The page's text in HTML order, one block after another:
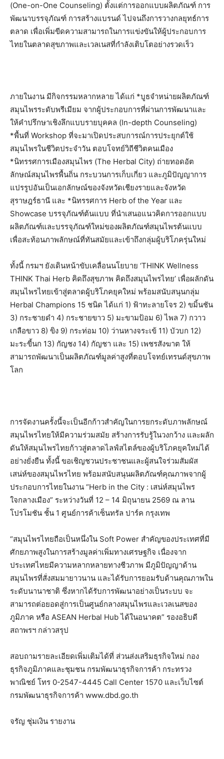
(One-on-One Counseling) ตั้งแต่การออกแบบผลิตภัณฑ์ การ
พัฒนาบรรจุภัณฑ์ การสร้างแบรนด์ ไปจนถึงการวางกลยุทธ์การ
ตลาด เพื่อเพิ่มขีดความสามารถในการแข่งขันให้ผู้ประกอบการ
ไทยในตลาดสุขภาพและเวลเนสที่กำลังเติบโตอย่างรวดเร็ว
ภายในงาน มีกิจกรรมหลากหลาย ได้แก่ *บูธจำหน่ายผลิตภัณฑ์
สมุนไพรระดับพรีเมียม จากผู้ประกอบการที่ผ่านการพัฒนาและ
ให้คำปรึกษาเชิงลึกแบบรายบุคคล (In-depth Counseling)
*พื้นที่ Workshop ที่จะมาเปิดประสบการณ์การประยุกต์ใช้
สมุนไพรในชีวิตประจำวัน ตอบโจทย์วิถีชีวิตคนเมือง
*นิทรรศการเมืองสมุนไพร (The Herbal City) ถ่ายทอดอัต
ลักษณ์สมุนไพรพื้นถิ่น กระบวนการเก็บเกี่ยว และภูมิปัญญาการ
แปรรูปอันเป็นเอกลักษณ์ของจังหวัดเชียงรายและจังหวัด
สุราษฎร์ธานี และ *นิทรรศการ Herb of the Year และ
Showcase บรรจุภัณฑ์ต้นแบบ ที่นำเสนอแนวคิดการออกแบบ
ผลิตภัณฑ์และบรรจุภัณฑ์ใหม่ของผลิตภัณฑ์สมุนไพรต้นแบบ
เพื่อสะท้อนภาพลักษณ์ที่ทันสมัยและเข้าถึงกลุ่มผู้บริโภครุ่นใหม่
ทั้งนี้ กรมฯ ยังเดินหน้าขับเคลื่อนนโยบาย ‘THINK Wellness
THINK Thai Herb คิดถึงสุขภาพ คิดถึงสมุนไพรไทย’ เพื่อผลักดัน
สมุนไพรไทยเข้าสู่ตลาดผู้บริโภคยุคใหม่ พร้อมสนับสนุนกลุ่ม
Herbal Champions 15 ชนิด ได้แก่ 1) ฟ้าทะลายโจร 2) ขมิ้นชัน
3) กระชายดำ 4) กระชายขาว 5) มะขามป้อม 6) ไพล 7) กวาว
เกลือขาว 8) ขิง 9) กระท่อม 10) ว่านหางจระเข้ 11) บัวบก 12)
มะระขี้นก 13) กัญชง 14) กัญชา และ 15) เพชรสังฆาต ให้
สามารถพัฒนาเป็นผลิตภัณฑ์มูลค่าสูงที่ตอบโจทย์เทรนด์สุขภาพ
โลก
การจัดงานครั้งนี้จะเป็นอีกก้าวสำคัญในการยกระดับภาพลักษณ์
สมุนไพรไทยให้มีความร่วมสมัย สร้างการรับรู้ในวงกว้าง และผลัก
ดันให้สมุนไพรไทยก้าวสู่ตลาดไลฟ์สไตล์ของผู้บริโภคยุคใหม่ได้
อย่างยั่งยืน ทั้งนี้ ขอเชิญชวนประชาชนและผู้สนใจร่วมสัมผัส
เสน่ห์ของสมุนไพรไทย พร้อมสนับสนุนผลิตภัณฑ์คุณภาพจากผู้
ประกอบการไทยในงาน “Herb in the City : เสน่ห์สมุนไพร
ใจกลางเมือง” ระหว่างวันที่ 12 – 14 มิถุนายน 2569 ณ ลาน
โปรโมชัน ชั้น 1 ศูนย์การค้าเซ็นทรัล ปาร์ค กรุงเทพ
“สมุนไพรไทยถือเป็นหนึ่งใน Soft Power สำคัญของประเทศที่มี
ศักยภาพสูงในการสร้างมูลค่าเพิ่มทางเศรษฐกิจ เนื่องจาก
ประเทศไทยมีความหลากหลายทางชีวภาพ มีภูมิปัญญาด้าน
สมุนไพรที่สั่งสมมายาวนาน และได้รับการยอมรับด้านคุณภาพใน
ระดับนานาชาติ ซึ่งหากได้รับการพัฒนาอย่างเป็นระบบ จะ
สามารถต่อยอดสู่การเป็นศูนย์กลางสมุนไพรและเวลเนสของ
ภูมิภาค หรือ ASEAN Herbal Hub ได้ในอนาคต” รองอธิบดี
สถาพรฯ กล่าวสรุป
สอบถามรายละเอียดเพิ่มเติมได้ที่ ส่วนส่งเสริมธุรกิจใหม่ กอง
ธุรกิจภูมิภาคและชุมชน กรมพัฒนาธุรกิจการค้า กระทรวง
พาณิชย์ โทร 0-2547-4445 Call Center 1570 และเว็บไซต์
กรมพัฒนาธุรกิจการค้า www.dbd.go.th
จรัญ ชุ่มเงิน รายงาน